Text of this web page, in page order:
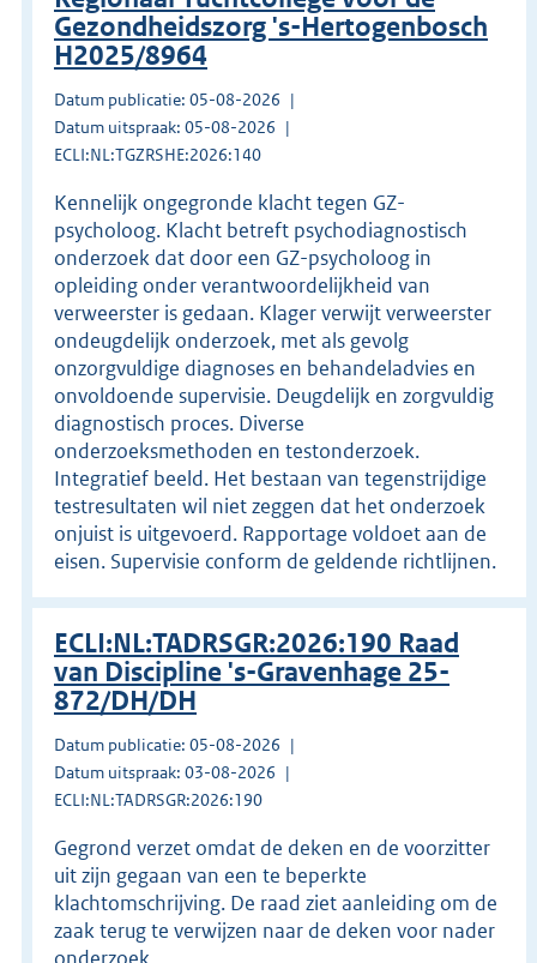
Gezondheidszorg 's-Hertogenbosch
H2025/8964
Datum publicatie: 05-08-2026
Datum uitspraak: 05-08-2026
ECLI:NL:TGZRSHE:2026:140
Kennelijk ongegronde klacht tegen GZ-
psycholoog. Klacht betreft psychodiagnostisch
onderzoek dat door een GZ-psycholoog in
opleiding onder verantwoordelijkheid van
verweerster is gedaan. Klager verwijt verweerster
ondeugdelijk onderzoek, met als gevolg
onzorgvuldige diagnoses en behandeladvies en
onvoldoende supervisie. Deugdelijk en zorgvuldig
diagnostisch proces. Diverse
onderzoeksmethoden en testonderzoek.
Integratief beeld. Het bestaan van tegenstrijdige
testresultaten wil niet zeggen dat het onderzoek
onjuist is uitgevoerd. Rapportage voldoet aan de
eisen. Supervisie conform de geldende richtlijnen.
ECLI:NL:TADRSGR:2026:190 Raad
van Discipline 's-Gravenhage 25-
872/DH/DH
Datum publicatie: 05-08-2026
Datum uitspraak: 03-08-2026
ECLI:NL:TADRSGR:2026:190
Gegrond verzet omdat de deken en de voorzitter
uit zijn gegaan van een te beperkte
klachtomschrijving. De raad ziet aanleiding om de
zaak terug te verwijzen naar de deken voor nader
onderzoek.